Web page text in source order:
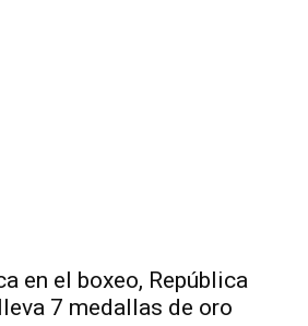
en el boxeo, República
7 medallas de oro